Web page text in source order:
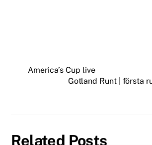
America’s Cup live
Gotland Runt | första
Related Posts